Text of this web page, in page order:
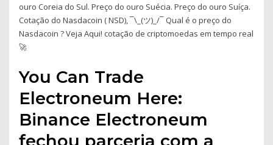
ouro Coreia do Sul. Preço do ouro Suécia. Preço do ouro Suíça.
Cotação do Nasdacoin ( NSD), ¯\_(ツ)_/¯ Qual é o preço do
Nasdacoin ? Veja Aqui! cotação de criptomoedas em tempo real
🚀
You Can Trade
Electroneum Here:
Binance Electroneum
fechou parceria com a